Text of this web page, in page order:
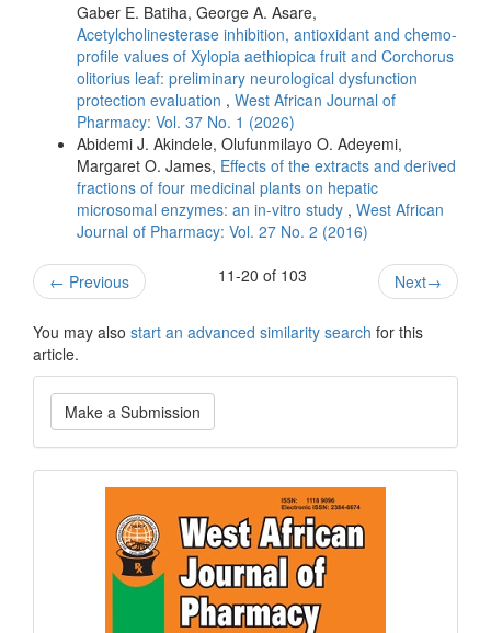
Gaber E. Batiha, George A. Asare,
Acetylcholinesterase inhibition, antioxidant and chemo-
profile values of Xylopia aethiopica fruit and Corchorus
olitorius leaf: preliminary neurological dysfunction
protection evaluation , West African Journal of
Pharmacy: Vol. 37 No. 1 (2026)
Abidemi J. Akindele, Olufunmilayo O. Adeyemi,
Margaret O. James, Effects of the extracts and derived
fractions of four medicinal plants on hepatic
microsomal enzymes: an in-vitro study , West African
Journal of Pharmacy: Vol. 27 No. 2 (2016)
← Previous 11-20 of 103 Next→
You may also start an advanced similarity search for this
article.
Make
a
Submission
Make a Submission
Current
Issue